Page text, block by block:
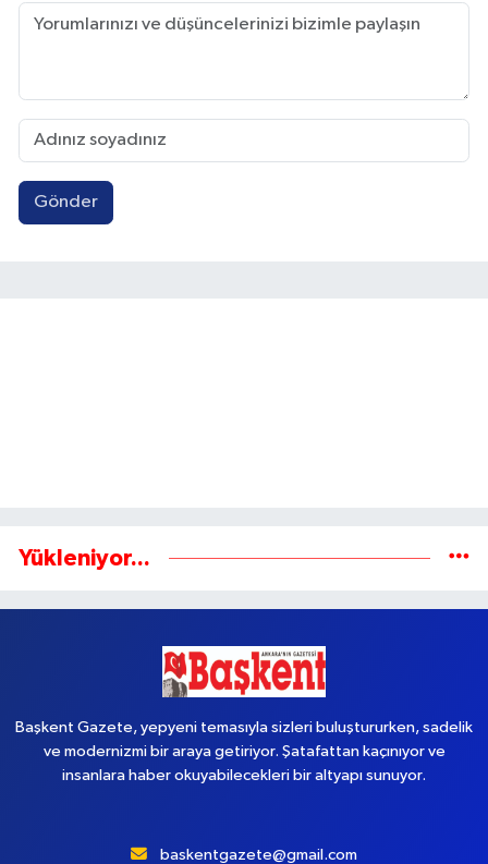
ve modernizmi bir araya getiriyor. Şatafattan kaçınıyor ve